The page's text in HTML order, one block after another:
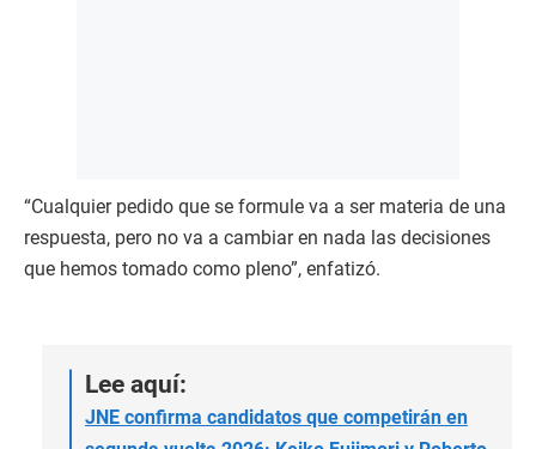
“Cualquier pedido que se formule va a ser materia de una
respuesta, pero no va a cambiar en nada las decisiones
que hemos tomado como pleno”, enfatizó.
Lee aquí:
JNE confirma candidatos que competirán en